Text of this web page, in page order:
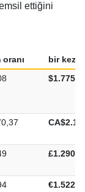
ettiğini
bir kez